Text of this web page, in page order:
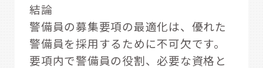
結論
警備員の募集要項の最適化は、優れた
警備員を採用するために不可欠です。
要項内で警備員の役割、必要な資格と